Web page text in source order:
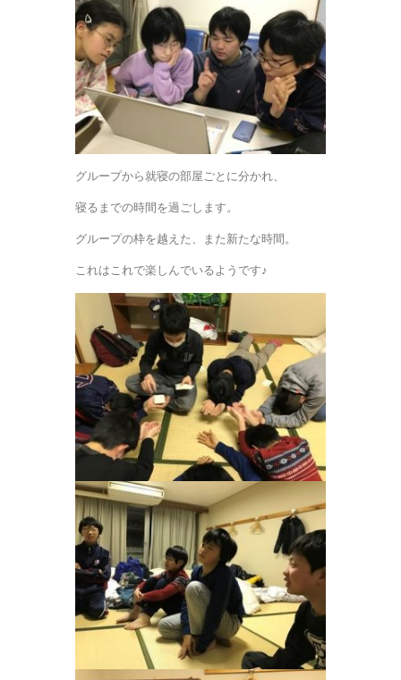
グループから就寝の部屋ごとに分かれ、
寝るまでの時間を過ごします。
グループの枠を越えた、また新たな時間。
これはこれで楽しんでいるようです♪